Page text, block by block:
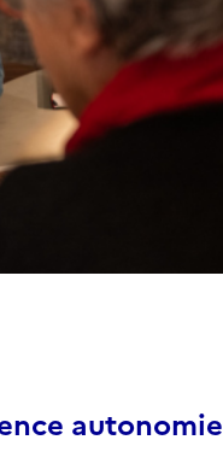
autonomie